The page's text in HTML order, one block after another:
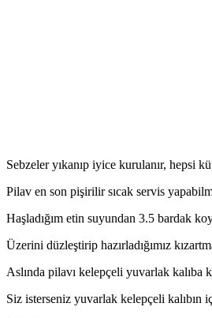
Sebzeler yıkanıp iyice kurulanır, hepsi
Pilav en son pişirilir sıcak servis
Haşladığım etin suyundan 3.5 bardak
Üzerini düzleştirip hazırladığımız
Aslında pilavı kelepçeli yuvarlak kalıba
Siz isterseniz yuvarlak kelepçeli kalıbın